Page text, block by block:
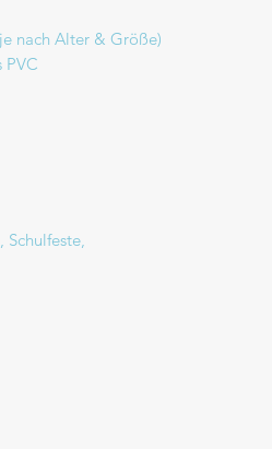
nach Alter & Größe)
Schulfeste,